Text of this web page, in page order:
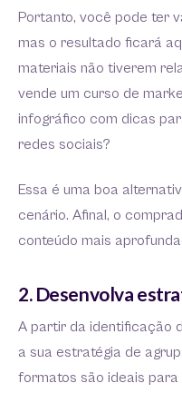
Portanto, você pode ter
mas o resultado ficará
materiais não tiverem
vende um curso de
infográfico com dicas
redes sociais?
Essa é uma boa
cenário. Afinal, o
conteúdo mais
2. Desenvolva
A partir da identificação
a sua estratégia de
formatos são ideais